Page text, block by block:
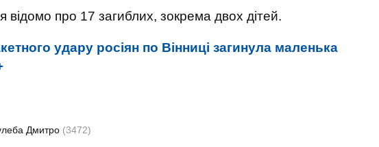
про 17 загиблих, зокрема двох дітей.
удару росіян по Вінниці загинула маленька
Дмитро (3472)